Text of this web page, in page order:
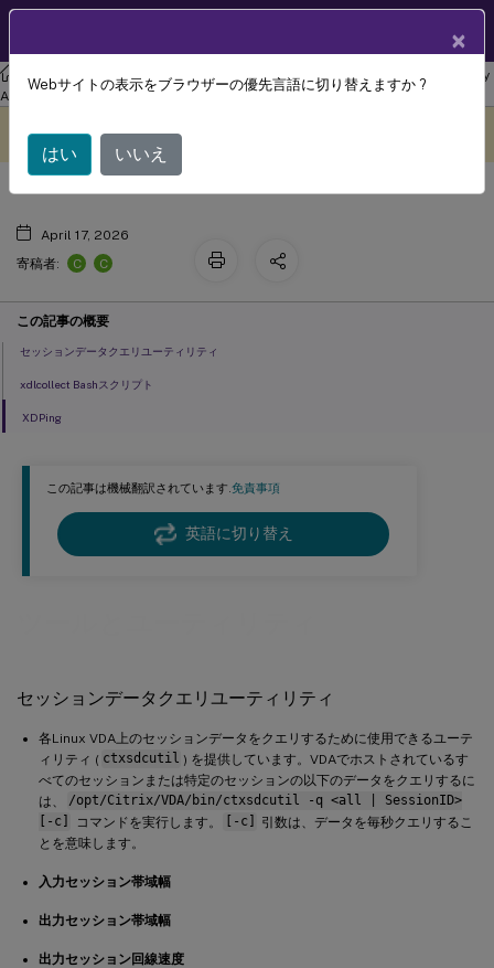
リナックス バーチャル デリバリー エージェント
Linux Virtual Delivery
Agent 2210
この記事は機械翻訳されています.免責事項
英語に切り替え
セッションデータクエリユーティリティ
各Linux VDA上のセッションデータをクエリするために使用できるユーテ
ィリティ ( ctxsdcutil ) を提供しています。VDAでホストされているす
べてのセッションまたは特定のセッションの以下のデータをクエリするに
は、
/opt/Citrix/VDA/bin/ctxsdcutil -q <all | SessionID>
[-c]
コマンドを実行します。 [-c]
引数は、データを毎秒クエリするこ
とを意味します。
入力セッション帯域幅
出力セッション帯域幅
出力セッション回線速度
翻訳されています。
ツールとユーティリティ
April 17, 2026
寄稿者:
C C
この記事の概要
セッションデータクエリユーティリティ
xdlcollect Bashスクリプト
XDPing
×
Webサイトの表示をブラウザーの優先言語に切り替えますか ?
はい いいえ